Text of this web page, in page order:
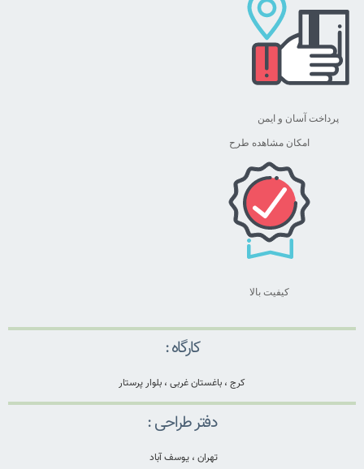
پرداخت آسان و ایمن
امکان مشاهده طرح
کیفیت بالا
کارگاه :
کرج ، باغستان غربی ، بلوار پرستار
دفتر طراحی :
تهران ، یوسف آباد